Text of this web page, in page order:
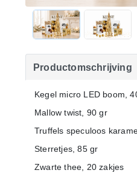
Productomschrijving
Kegel micro LED boom,
Mallow twist, 90 gr
Truffels speculoos
Sterretjes, 85 gr
Zwarte thee, 20 zakjes